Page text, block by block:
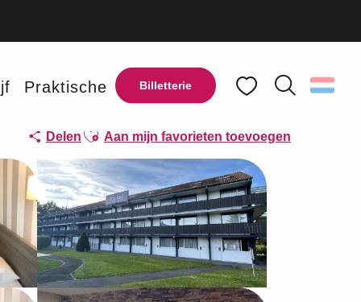
Billetterie
Praktische
Delen Ajouter aux favoris
Aan mijn favorieten toevoegen